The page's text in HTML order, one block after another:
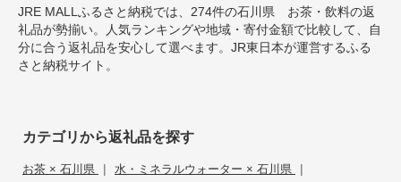
JRE MALLふるさと納税では、274件の石川県 お茶・飲料の返
礼品が勢揃い。人気ランキングや地域・寄付金額で比較して、自
分に合う返礼品を安心して選べます。JR東日本が運営するふる
さと納税サイト。
カテゴリから返礼品を探す
お茶 × 石川県 | 水・ミネラルウォーター × 石川県 |